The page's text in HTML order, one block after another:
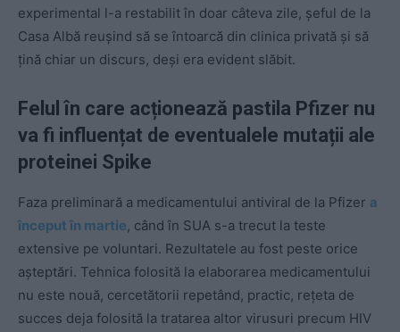
experimental l-a restabilit în doar câteva zile, șeful de la
Casa Albă reușind să se întoarcă din clinica privată și să
țină chiar un discurs, deși era evident slăbit.
Felul în care acționează pastila Pfizer nu
va fi influențat de eventualele mutații ale
proteinei Spike
Faza preliminară a medicamentului antiviral de la Pfizer a
început în martie, când în SUA s-a trecut la teste
extensive pe voluntari. Rezultatele au fost peste orice
așteptări. Tehnica folosită la elaborarea medicamentului
nu este nouă, cercetătorii repetând, practic, rețeta de
succes deja folosită la tratarea altor virusuri precum HIV